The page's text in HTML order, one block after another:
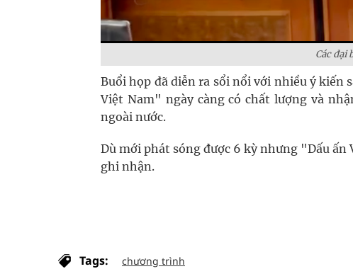
Các đại
Buổi họp đã diễn ra sổi nổi với nhiều ý kiến
Việt Nam" ngày càng có chất lượng và
ngoài nước.
Dù mới phát sóng được 6 kỳ nhưng "Dấu ấn
ghi nhận.
Tags: chương trình